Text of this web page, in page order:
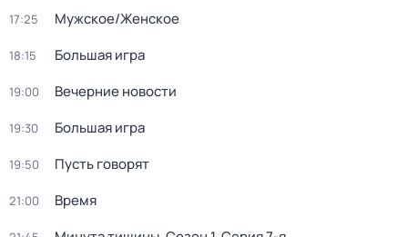
17:25 Мужское/Женское
18:15 Большая игра
19:00 Вечерние новости
19:30 Большая игра
19:50 Пусть говорят
21:00 Время